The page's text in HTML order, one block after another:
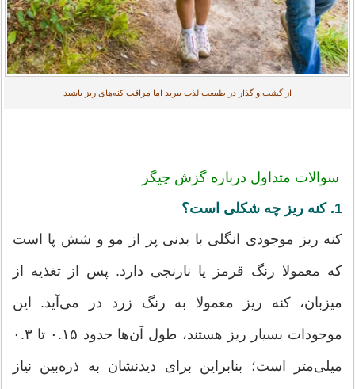
از گشت و گذار در طبیعت لذت ببرید اما مراقب کنه‌های ریز باشید
سوالات متداول درباره گزش چیگر
1. کنه ریز چه شکلی است؟
کنه ریز موجودی انگلی با بدنی پر از مو و شش پا است
که معمولا رنگ قرمز یا نارنجی دارد. پس از تغذیه از
میزبان، کنه ریز معمولا به رنگ زرد در می‌آید. این
موجودات بسیار ریز هستند، طول آن‌ها حدود ۰.۱۵ تا ۰.۳
میلی‌متر است؛ بنابراین برای دیدنشان به ذره‌بین نیاز